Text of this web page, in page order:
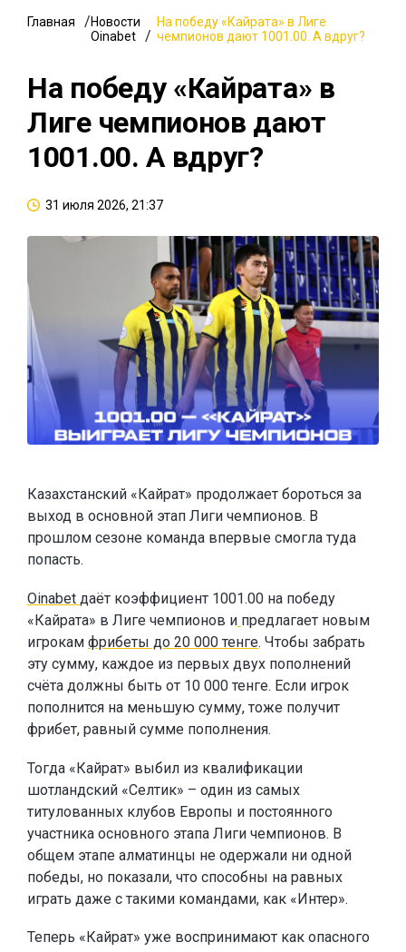
Главная
Новости
Oinabet
На победу «Кайрата» в Лиге
чемпионов дают 1001.00. А вдруг?
На победу «Кайрата» в
Лиге чемпионов дают
1001.00. А вдруг?
31 июля 2026, 21:37
Казахстанский «Кайрат» продолжает бороться за
выход в основной этап Лиги чемпионов. В
прошлом сезоне команда впервые смогла туда
попасть.
Oinabet даёт коэффициент 1001.00 на победу
«Кайрата» в Лиге чемпионов и предлагает новым
игрокам фрибеты до 20 000 тенге. Чтобы забрать
эту сумму, каждое из первых двух пополнений
счёта должны быть от 10 000 тенге. Если игрок
пополнится на меньшую сумму, тоже получит
фрибет, равный сумме пополнения.
Тогда «Кайрат» выбил из квалификации
шотландский «Селтик» – один из самых
титулованных клубов Европы и постоянного
участника основного этапа Лиги чемпионов. В
общем этапе алматинцы не одержали ни одной
победы, но показали, что способны на равных
играть даже с такими командами, как «Интер».
Теперь «Кайрат» уже воспринимают как опасного